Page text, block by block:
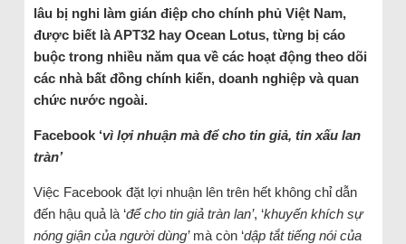
lâu bị nghi làm gián điệp cho chính phủ Việt Nam,
được biết là APT32 hay Ocean Lotus, từng bị cáo
buộc trong nhiều năm qua về các hoạt động theo dõi
các nhà bất đồng chính kiến, doanh nghiệp và quan
chức nước ngoài.
Facebook ‘vì lợi nhuận mà để cho tin giả, tin xấu lan
tràn’
Việc Facebook đặt lợi nhuận lên trên hết không chỉ dẫn
đến hậu quả là ‘để cho tin giả tràn lan’, ‘khuyến khích sự
nóng giận của người dùng’mà còn ‘dập tắt tiếng nói của